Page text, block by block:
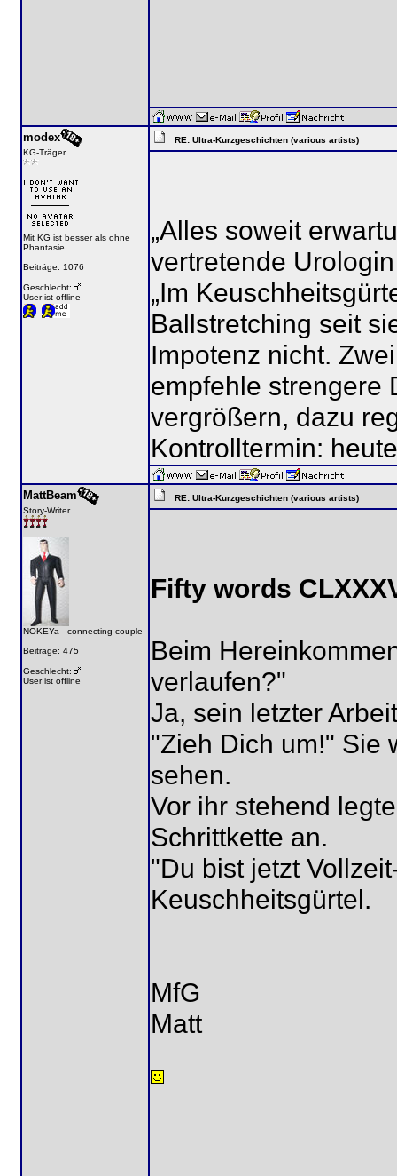
modex
KG-Träger
Mit KG ist besser als ohne
Phantasie
Beiträge: 1076
Geschlecht:
User ist offline
RE: Ultra-Kurzgeschichten (various artists)
„Alles soweit
vertretende
„Im
Ballstretching seit
Impotenz nicht.
empfehle strengere
vergrößern, dazu
Kontrolltermin:
MattBeam
Story-Writer
NOKEYa - connecting couple
Beiträge: 475
Geschlecht:
User ist offline
RE: Ultra-Kurzgeschichten (various artists)
Fifty words
Beim
verlaufen?"
Ja, sein letzter
"Zieh Dich um!" Sie
sehen.
Vor ihr stehend
Schrittkette an.
"Du bist jetzt
Keuschheitsgürtel.
MfG
Matt